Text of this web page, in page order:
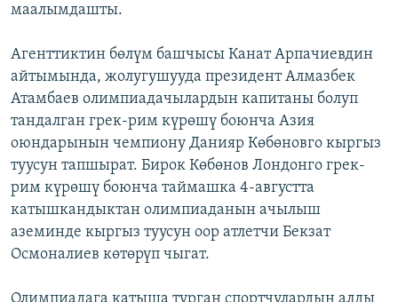
АЗАТТЫК+
ЫҢГАЙСЫЗ СУРООЛОР
ЭЕ/АРнун бардык сайттары
маалымдашты.
Агенттиктин бөлүм башчысы Канат Арпачиевдин
айтымында, жолугушууда президент Алмазбек
Атамбаев олимпиадачылардын капитаны болуп
тандалган грек-рим күрөшү боюнча Азия
оюндарынын чемпиону Данияр Көбөновго кыргыз
туусун тапшырат. Бирок Көбөнов Лондонго грек-
рим күрөшү боюнча таймашка 4-августта
катышкандыктан олимпиаданын ачылыш
аземинде кыргыз туусун оор атлетчи Бекзат
Осмоналиев көтөрүп чыгат.